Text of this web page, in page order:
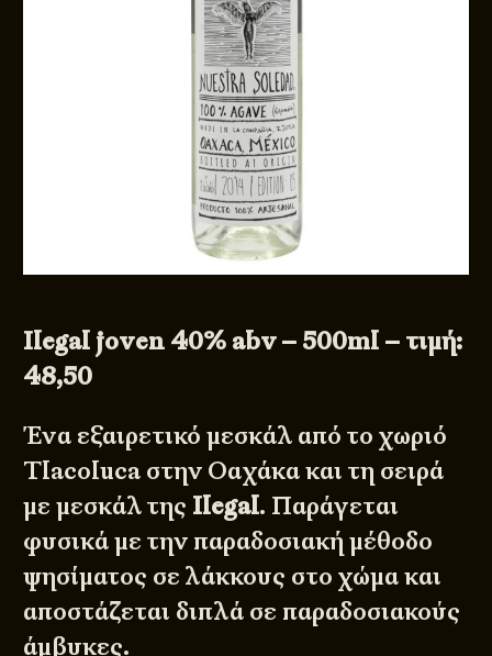
Ilegal joven 40% abv – 500ml – τιμή:
48,50
Ένα εξαιρετικό μεσκάλ από το χωριό
Tlacoluca στην Οαχάκα και τη σειρά
με μεσκάλ της Ilegal. Παράγεται
φυσικά με την παραδοσιακή μέθοδο
ψησίματος σε λάκκους στο χώμα και
αποστάζεται διπλά σε παραδοσιακούς
άμβυκες.